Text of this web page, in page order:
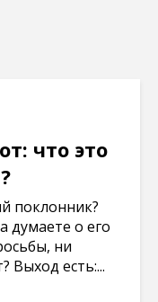
что это
поклонник?
думаете о его
ни
Выход есть:...